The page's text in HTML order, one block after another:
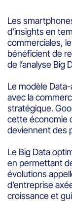
Les
d’insights en
commerciales,
bénéficient de
de l’analyse Big
Le modèle
avec la
stratégique.
cette économie
deviennent des
Le Big Data
en permettant
évolutions
d’entreprise
croissance et